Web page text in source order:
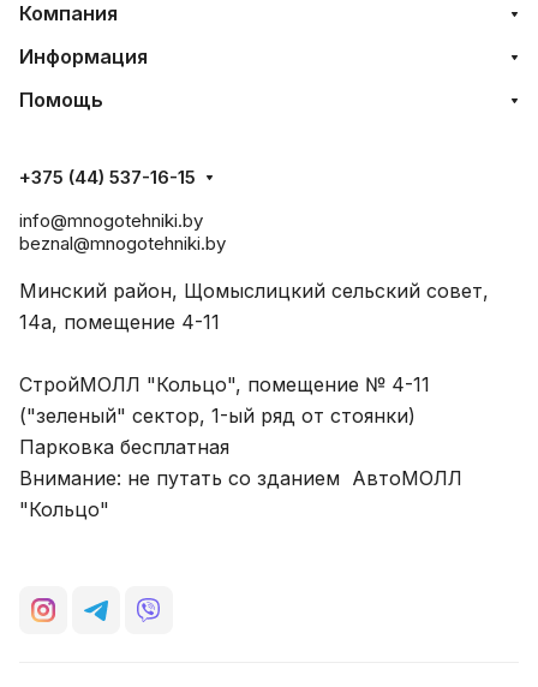
Компания
Информация
Помощь
+375 (44) 537-16-15
info@mnogotehniki.by
beznal@mnogotehniki.by
Минский район, Щомыслицкий сельский совет,
14а, помещение 4-11
СтройМОЛЛ "Кольцо", помещение № 4-11
("зеленый" сектор, 1-ый ряд от стоянки)
Парковка бесплатная
Внимание: не путать со зданием АвтоМОЛЛ
"Кольцо"